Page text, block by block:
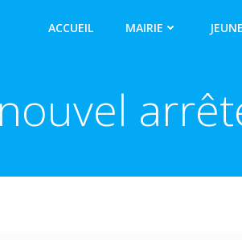
ACCUEIL MAIRIE